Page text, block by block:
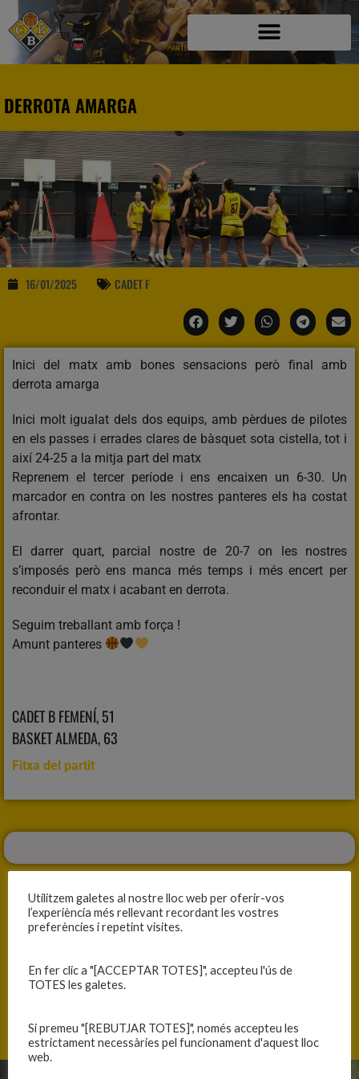
DERROTA AMARGA
16/01/2025 CADET F
Inici del matx amb bones sensacions però final amb
derrota amarga
Inici molt igualat dels dos equips, amb pèrdues de pilotes
en els passes i errades clares de bàsquet sota cistella, tot i
així 24-25 a la mitja part del matx
Reprenem el tercer període i ens encaixen un 6-30. Un
marcador en contra on les nostres panteres els ha costat
afrontar.
El darrer quart, parcial nostre de 20-7 on les nostres
s’imposés però ens manca més temps i més encert per
reconduir el matx i acabant en derrota.
Seguim treballant amb força !
Amunt panteres
CADET B FEMENÍ, 51
BASKET ALMEDA, 63
Fitxa del partit
MERESCUDA VICTÒRIA TENÍEM OPCIONS
Utilitzem galetes al nostre lloc web per oferir-vos
l’experiència més rellevant recordant les vostres
preferències i repetint visites.
En fer clic a "[ACCEPTAR TOTES]", accepteu l'ús de
TOTES les galetes.
Si premeu "[REBUTJAR TOTES]", només accepteu les
estrictament necessàries pel funcionament d'aquest lloc
web.